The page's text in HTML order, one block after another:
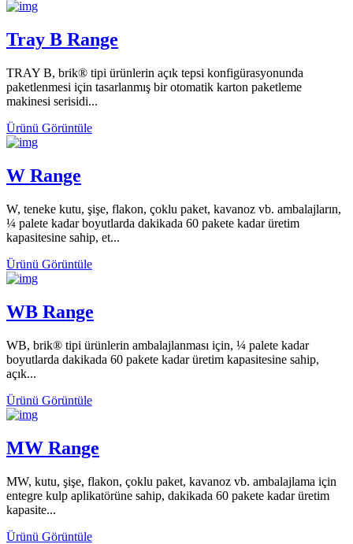
Tray B Range
TRAY B, brik® tipi ürünlerin açık tepsi konfigürasyonunda
paketlenmesi için tasarlanmış bir otomatik karton paketleme
makinesi serisidi...
Ürünü Görüntüle
W Range
W, teneke kutu, şişe, flakon, çoklu paket, kavanoz vb. ambalajların,
¼ palete kadar boyutlarda dakikada 60 pakete kadar üretim
kapasitesine sahip, et...
Ürünü Görüntüle
WB Range
WB, brik® tipi ürünlerin ambalajlanması için, ¼ palete kadar
boyutlarda dakikada 60 pakete kadar üretim kapasitesine sahip,
açık...
Ürünü Görüntüle
MW Range
MW, kutu, şişe, flakon, çoklu paket, kavanoz vb. ambalajlama için
entegre kulp aplikatörüne sahip, dakikada 60 pakete kadar üretim
kapasite...
Ürünü Görüntüle